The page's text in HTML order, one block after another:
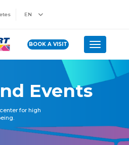
EN
BOOK A VISIT Toggle
Events
for high